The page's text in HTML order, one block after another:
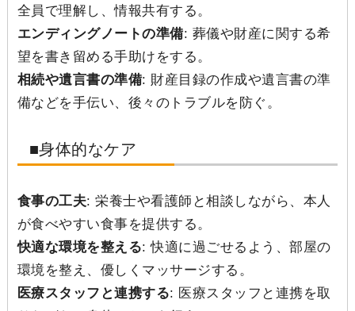
全員で理解し、情報共有する。
エンディングノートの準備: 葬儀や財産に関する希
望を書き留める手助けをする。
相続や遺言書の準備: 財産目録の作成や遺言書の準
備などを手伝い、後々のトラブルを防ぐ。
■身体的なケア
食事の工夫: 栄養士や看護師と相談しながら、本人
が食べやすい食事を提供する。
快適な環境を整える: 快適に過ごせるよう、部屋の
環境を整え、優しくマッサージする。
医療スタッフと連携する: 医療スタッフと連携を取